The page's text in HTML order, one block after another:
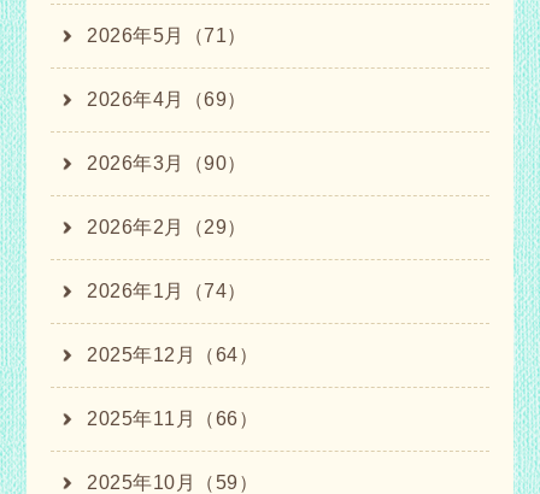
2026年5月（71）
2026年4月（69）
2026年3月（90）
2026年2月（29）
2026年1月（74）
2025年12月（64）
2025年11月（66）
2025年10月（59）